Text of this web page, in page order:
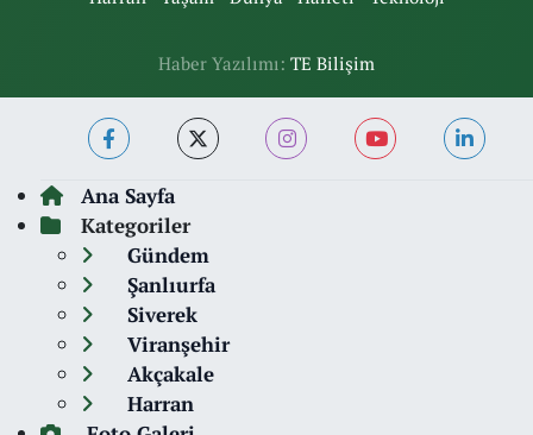
Haber Yazılımı: TE Bilişim
Ana Sayfa
Kategoriler
Gündem
Şanlıurfa
Siverek
Viranşehir
Akçakale
Harran